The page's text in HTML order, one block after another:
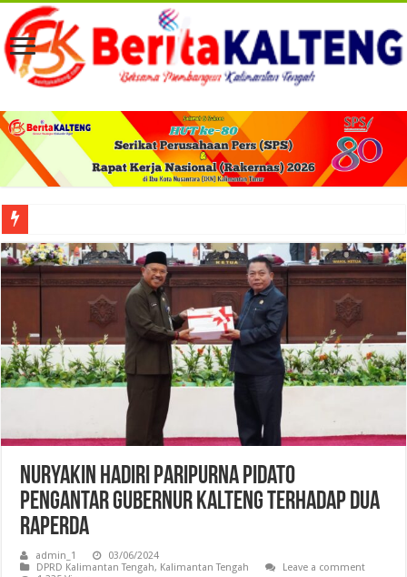
Viral! Selama Dua Bulan Lebih Siltap Serta Tunjangan Pemdes dan BPD di
Nuryakin Hadiri Paripurna Pidato
Pengantar Gubernur Kalteng Terhadap Dua
Raperda
admin_1
03/06/2024
DPRD Kalimantan Tengah, Kalimantan Tengah
Leave a comment